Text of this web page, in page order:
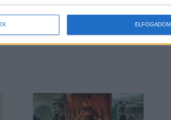
ELFOGADOM
Következő cikk
Ezért kell csökkentenünk a műanyag-hulladékot